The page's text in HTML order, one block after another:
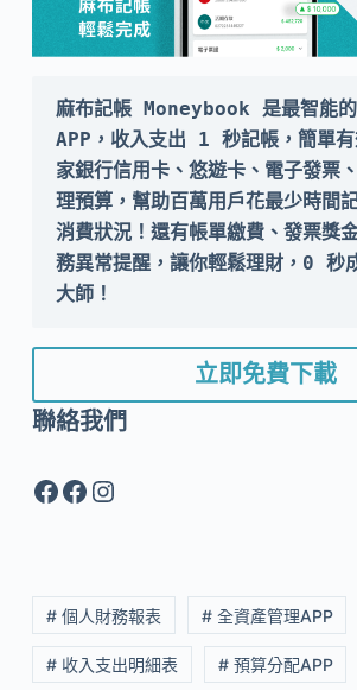
麻布記帳 Moneybook 是最智能
APP，收入支出 1 秒記帳，簡單
家銀行信用卡、悠遊卡、電子發票
理預算，幫助百萬用戶花最少時間
消費狀況！還有帳單繳費、發票獎
務異常提醒，讓你輕鬆理財，0 秒
大師！
立即免費下載
聯絡我們
Facebook
Facebook
Instagram
# 個人財務報表 # 全資產管理APP
# 收入支出明細表 # 預算分配APP